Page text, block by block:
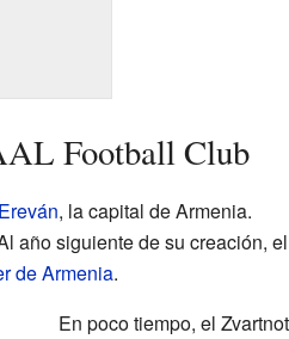
Football Club
Ereván, la capital de Armenia.
año siguiente de su creación, el
de Armenia.
En poco tiempo, el